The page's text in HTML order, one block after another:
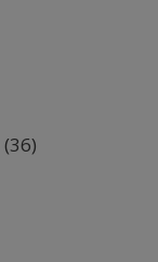
(36)